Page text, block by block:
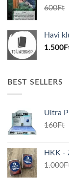
600Ft
Havi
1.500
BEST SELLERS
Ultra
160Ft
HKK -
1.000